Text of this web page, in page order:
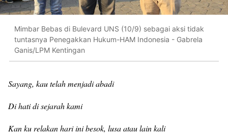
Mimbar Bebas di Bulevard UNS (10/9) sebagai aksi tidak
tuntasnya Penegakkan Hukum-HAM Indonesia - Gabrela
Ganis/LPM Kentingan
Sayang, kau telah menjadi abadi
Di hati di sejarah kami
Kan ku relakan hari ini besok, lusa atau lain kali